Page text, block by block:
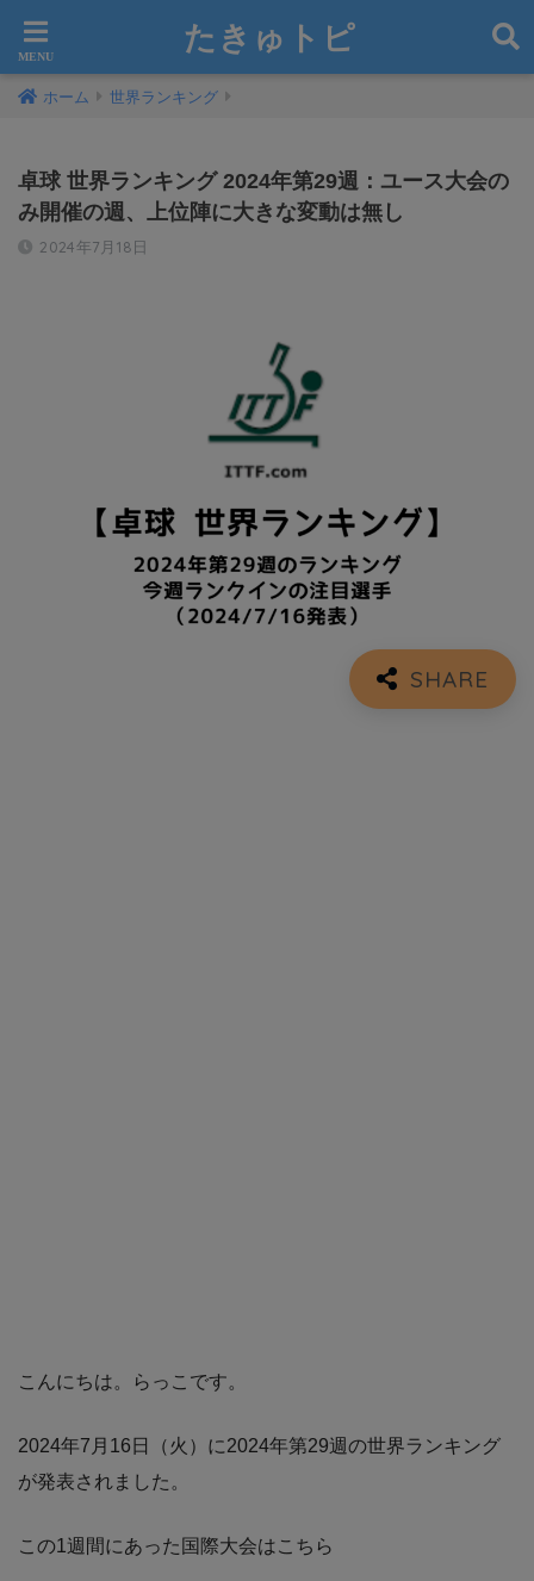
たきゅトピ
ホーム 世界ランキング
卓球 世界ランキング 2024年第29週：ユース大会の
み開催の週、上位陣に大きな変動は無し
2024年7月18日
こんにちは。らっこです。
2024年7月16日（火）に2024年第29週の世界ランキング
が発表されました。
この1週間にあった国際大会はこちら